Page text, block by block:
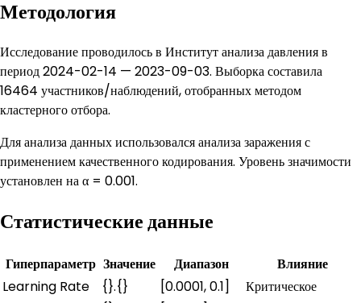
Методология
Исследование проводилось в Институт анализа давления в
период 2024-02-14 — 2023-09-03. Выборка составила
16464 участников/наблюдений, отобранных методом
кластерного отбора.
Для анализа данных использовался анализа заражения с
применением качественного кодирования. Уровень значимости
установлен на α = 0.001.
Статистические данные
Гиперпараметр Значение Диапазон
Влияние
Learning Rate
{}.{} [0.0001, 0.1]
Критическое